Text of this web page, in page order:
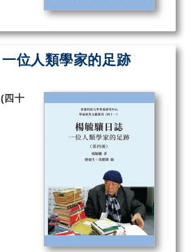
位人類學家的足跡
四十